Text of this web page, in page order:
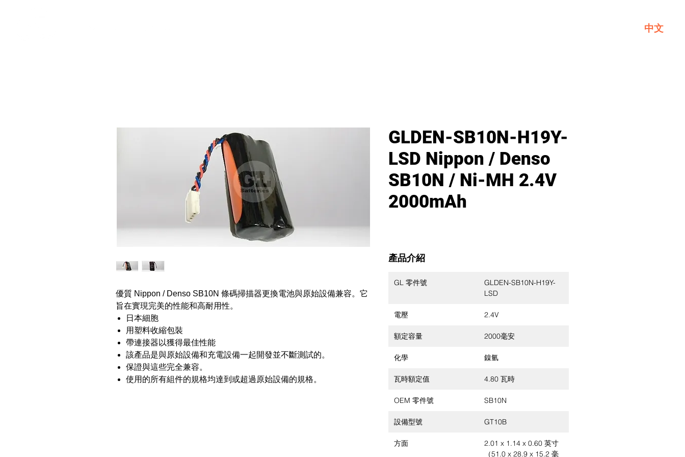
中文
優質 Nippon / Denso SB10N 條碼掃描器更換電池與原始設備兼容。它
旨在實現完美的性能和高耐用性。
日本細胞
用塑料收縮包裝
帶連接器以獲得最佳性能
該產品是與原始設備和充電設備一起開發並不斷測試的。
保證與這些完全兼容。
使用的所有組件的規格均達到或超過原始設備的規格。
GLDEN-SB10N-H19Y-
LSD Nippon / Denso
SB10N / Ni-MH 2.4V
2000mAh
產品介紹
GL 零件號
GLDEN-SB10N-H19Y-
LSD
電壓 2.4V
額定容量 2000毫安
化學 鎳氫
瓦時額定值 4.80 瓦時
OEM 零件號 SB10N
設備型號 GT10B
方面
2.01 x 1.14 x 0.60 英寸
（51.0 x 28.9 x 15.2 毫